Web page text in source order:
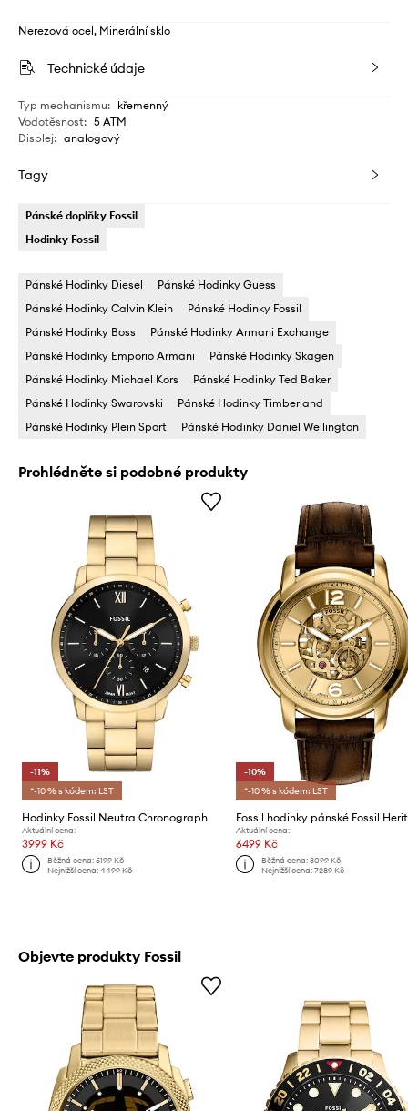
Nerezová ocel, Minerální sklo
Technické údaje
Typ mechanismu: křemenný
Vodotěsnost: 5 ATM
Displej: analogový
Tagy
Pánské doplňky Fossil
Hodinky Fossil
Pánské Hodinky Diesel
Pánské Hodinky Guess
Pánské Hodinky Calvin Klein
Pánské Hodinky Fossil
Pánské Hodinky Boss
Pánské Hodinky Armani Exchange
Pánské Hodinky Emporio Armani
Pánské Hodinky Skagen
Pánské Hodinky Michael Kors
Pánské Hodinky Ted Baker
Pánské Hodinky Swarovski
Pánské Hodinky Timberland
Pánské Hodinky Plein Sport
Pánské Hodinky Daniel Wellington
Prohlédněte si podobné produkty
-11%
*-10 % s kódem: LST
Hodinky Fossil Neutra Chronograph
Aktuální cena:
3999 Kč
Běžná cena:5199 Kč
Nejnižší cena:4499 Kč
-10%
*-10 % s kódem: LST
Fossil hodinky pánské Fossil
Aktuální cena:
6499 Kč
Běžná cena: 8099 Kč
Nejnižší cena: 7289 Kč
Objevte produkty Fossil